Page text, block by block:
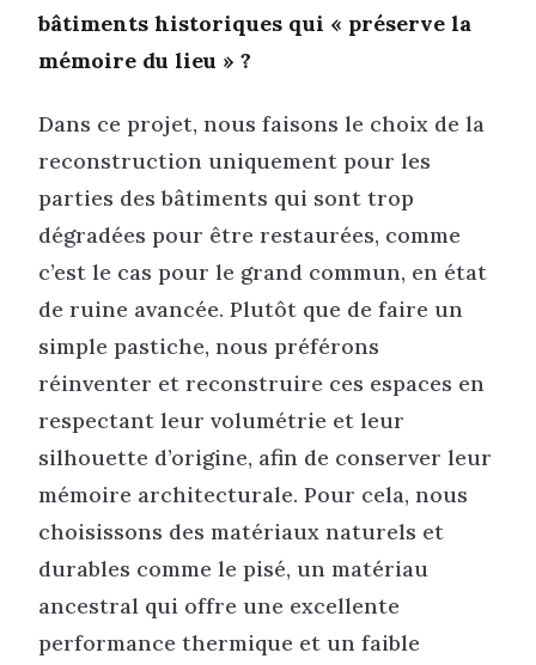
bâtiments historiques qui « préserve la
mémoire du lieu » ?
Dans ce projet, nous faisons le choix de la
reconstruction uniquement pour les
parties des bâtiments qui sont trop
dégradées pour être restaurées, comme
c’est le cas pour le grand commun, en état
de ruine avancée. Plutôt que de faire un
simple pastiche, nous préférons
réinventer et reconstruire ces espaces en
respectant leur volumétrie et leur
silhouette d’origine, afin de conserver leur
mémoire architecturale. Pour cela, nous
choisissons des matériaux naturels et
durables comme le pisé, un matériau
ancestral qui offre une excellente
performance thermique et un faible